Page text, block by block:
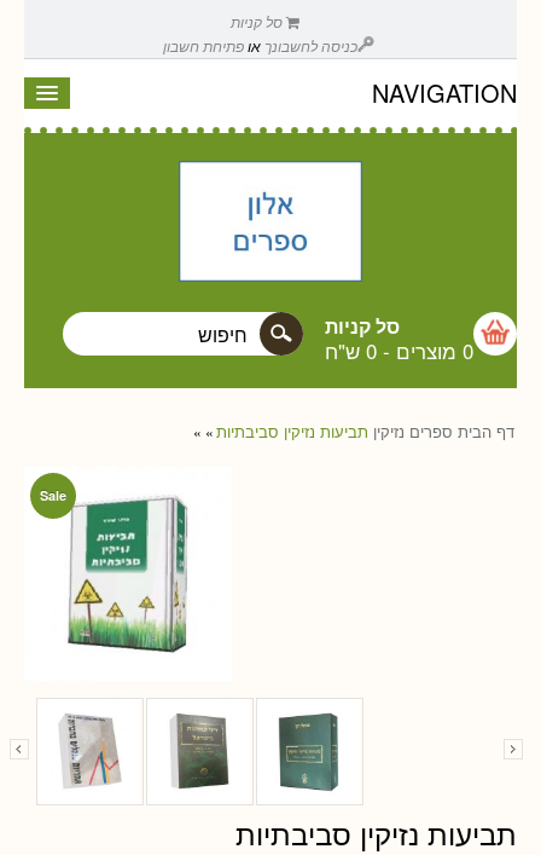
סל קניות
כניסה לחשבונך אופתיחת חשבון
NAVIGATION
סל קניות
0 מוצרים - 0 ש"ח
דף הבית » ספרים נזיקין » תביעות נזיקין סביבתיות
Sale
תביעות נזיקין סביבתיות